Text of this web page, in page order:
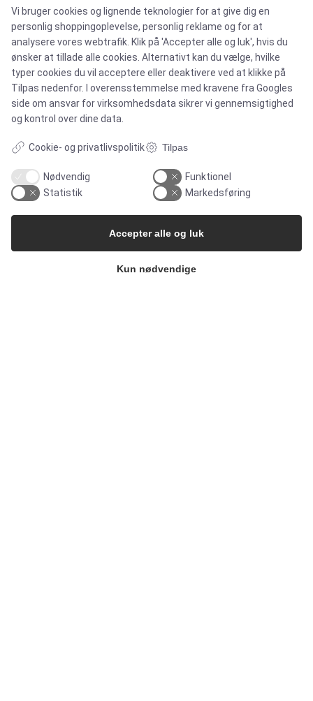
Brands
Cases
Produkter
MARKEDER
Vi bruger cookies og lignende teknologier for at give dig en
personlig shoppingoplevelse, personlig reklame og for at
analysere vores webtrafik. Klik på 'Accepter alle og luk', hvis du
ønsker at tillade alle cookies. Alternativt kan du vælge, hvilke
typer cookies du vil acceptere eller deaktivere ved at klikke på
Tilpas nedenfor. I overensstemmelse med kravene fra Googles
side om ansvar for virksomhedsdata sikrer vi gennemsigtighed
og kontrol over dine data.
Cookie- og privatlivspolitik Tilpas
Nødvendig
Funktionel
Statistik
Markedsføring
Kun nødvendige
Accepter alle og luk